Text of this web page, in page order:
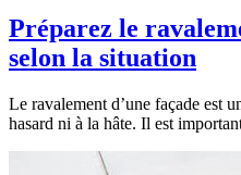
Préparez le
selon la situation
Le ravalement d’une façade est
hasard ni à la hâte. Il est